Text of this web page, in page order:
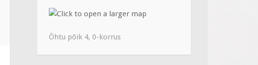
Õhtu põik 4, 0-korrus